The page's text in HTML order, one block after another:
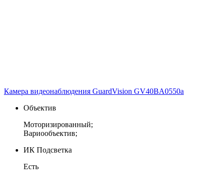
Камера видеонаблюдения GuardVision GV40BA0550a
Объектив
Моторизированный;
Вариообъектив;
ИК Подсветка
Есть